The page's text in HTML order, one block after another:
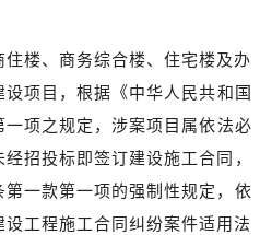
楼、商务综合楼、住宅楼及办
项目 ，根据《中华人民共和国
项之规定 ，涉案项目属依法必
经招投标即签订建设施工合同 ，
一款第一项的强制性规定 ， 依
工程施工合同纠纷案件适用法